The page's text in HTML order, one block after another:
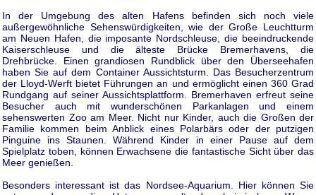
In der Umgebung des alten Hafens befinden sich noch viele
außergewöhnliche Sehenswürdigkeiten, wie der Große Leuchtturm
am Neuen Hafen, die imposante Nordschleuse, die beeindruckende
Kaiserschleuse und die älteste Brücke Bremerhavens, die
Drehbrücke. Einen grandiosen Rundblick über den Überseehafen
haben Sie auf dem Container Aussichtsturm. Das Besucherzentrum
der Lloyd-Werft bietet Führungen an und ermöglicht einen 360 Grad
Rundgang auf seiner Aussichtsplattform. Bremerhaven erfreut seine
Besucher auch mit wunderschönen Parkanlagen und einem
sehenswerten Zoo am Meer. Nicht nur Kinder, auch die Großen der
Familie kommen beim Anblick eines Polarbärs oder der putzigen
Pinguine ins Staunen. Während Kinder in einer Pause auf dem
Spielplatz toben, können Erwachsene die fantastische Sicht über das
Meer genießen.
Besonders interessant ist das Nordsee-Aquarium. Hier können Sie